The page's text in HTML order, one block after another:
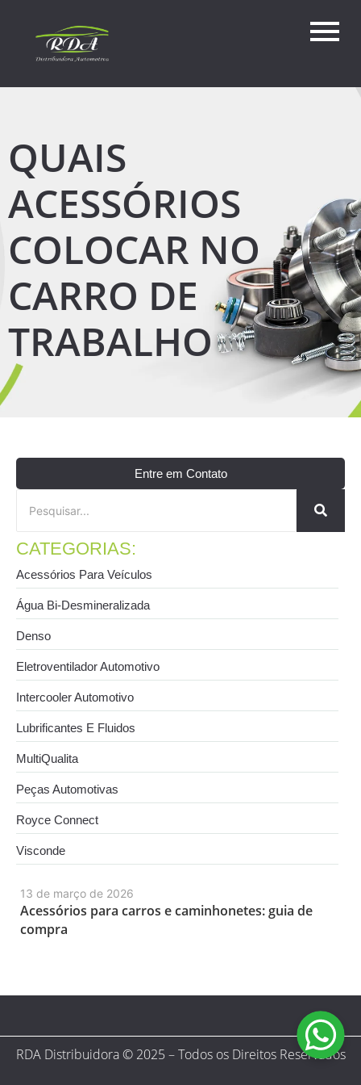
QUAIS
ACESSÓRIOS
COLOCAR NO
CARRO DE
TRABALHO
13 de março de 2026
Acessórios para carros e caminhonetes: guia de
compra
Entre em Contato
CATEGORIAS:
Acessórios Para Veículos
Água Bi-Desmineralizada
Denso
Eletroventilador Automotivo
Intercooler Automotivo
Lubrificantes E Fluidos
MultiQualita
Peças Automotivas
Royce Connect
Visconde
RDA Distribuidora © 2025 – Todos os Direitos Reservados